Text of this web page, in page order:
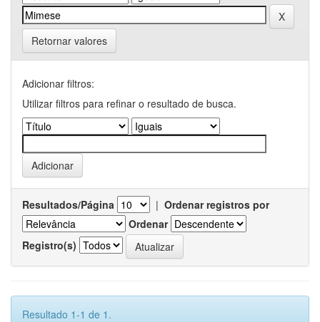
Retornar valores
Adicionar filtros:
Utilizar filtros para refinar o resultado de busca.
Resultados/Página | Ordenar registros por
Ordenar
Registro(s)
Resultado 1-1 de 1.